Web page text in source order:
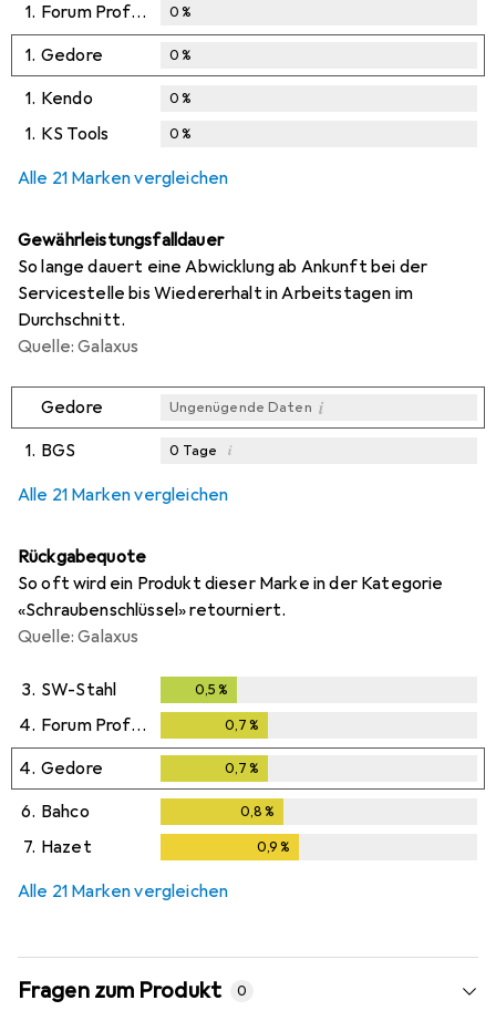
1. Forum Professional Solutions 0%
1. Gedore 0%
1. Kendo 0%
1. KS Tools 0%
Alle 21 Marken vergleichen
Gewährleistungsfalldauer
So lange dauert eine Abwicklung ab Ankunft bei der
Servicestelle bis Wiedererhalt in Arbeitstagen im
Durchschnitt.
Quelle: Galaxus
Gedore Ungenügende Daten i
1. BGS 0 Tage i
Alle 21 Marken vergleichen
Rückgabequote
So oft wird ein Produkt dieser Marke in der Kategorie
«Schraubenschlüssel» retourniert.
Quelle: Galaxus
3. SW-Stahl 0,5 %
4. Forum Professional Solutions 0,7%
4. Gedore 0,7%
6. Bahco 0,8%
7. Hazet 0,9%
Alle 21 Marken vergleichen
Fragen zum Produkt 0